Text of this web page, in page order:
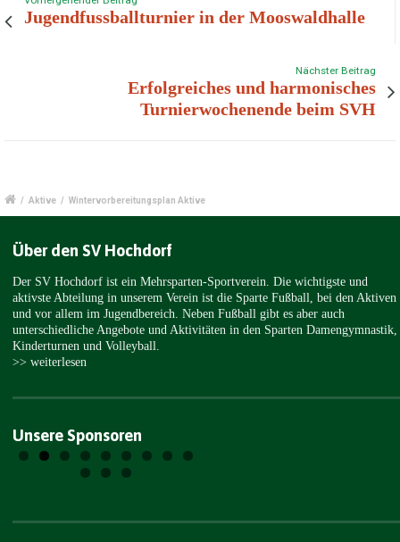
Jugendfussballturnier in der Mooswaldhalle
Nächster Beitrag
Erfolgreiches und harmonisches
Turnierwochenende beim SVH
/ Aktive / Wintervorbereitungsplan Aktive
Über den SV Hochdorf
Der SV Hochdorf ist ein Mehrsparten-Sportverein. Die wichtigste und
aktivste Abteilung in unserem Verein ist die Sparte Fußball, bei den Aktiven
und vor allem im Jugendbereich. Neben Fußball gibt es aber auch
unterschiedliche Angebote und Aktivitäten in den Sparten Damengymnastik,
Kinderturnen und Volleyball.
>> weiterlesen
Unsere Sponsoren